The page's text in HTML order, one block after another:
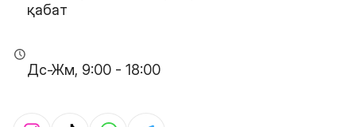
қабат
Дс-Жм, 9:00 - 18:00